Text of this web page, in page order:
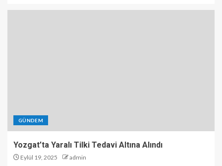
GÜNDEM
Yozgat’ta Yaralı Tilki Tedavi Altına Alındı
Eylül 19, 2025 admin